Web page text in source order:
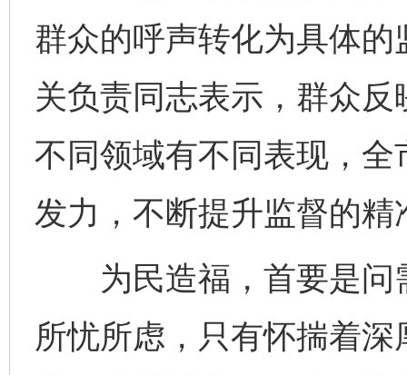
群众的呼声转化为具体的
关负责同志表示，群众
不同领域有不同表现，
发力，不断提升监督的精
为民造福，首要是问
所忧所虑，只有怀揣着